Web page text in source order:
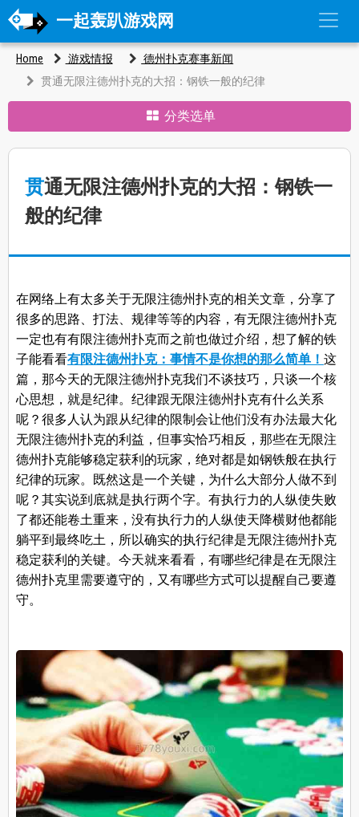
一起轰趴游戏网
Home 游戏情报
德州扑克赛事新闻
贯通无限注德州扑克的大招：钢铁一般的纪律
分类选单
贯通无限注德州扑克的大招：钢铁一
般的纪律
在网络上有太多关于无限注德州扑克的相关文章，分享了
很多的思路、打法、规律等等的内容，有无限注德州扑克
一定也有有限注德州扑克而之前也做过介绍，想了解的铁
子能看看有限注德州扑克：事情不是你想的那么简单！ 这
篇，那今天的无限注德州扑克我们不谈技巧，只谈一个核
心思想，就是纪律。纪律跟无限注德州扑克有什么关系
呢？很多人认为跟从纪律的限制会让他们没有办法最大化
无限注德州扑克的利益，但事实恰巧相反，那些在无限注
德州扑克能够稳定获利的玩家，绝对都是如钢铁般在执行
纪律的玩家。既然这是一个关键，为什么大部分人做不到
呢？其实说到底就是执行两个字。有执行力的人纵使失败
了都还能卷土重来，没有执行力的人纵使天降横财他都能
躺平到最终吃土，所以确实的执行纪律是无限注德州扑克
稳定获利的关键。今天就来看看，有哪些纪律是在无限注
德州扑克里需要遵守的，又有哪些方式可以提醒自己要遵
守。